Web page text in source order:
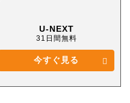
U-NEXT
31日間無料
今すぐ見る